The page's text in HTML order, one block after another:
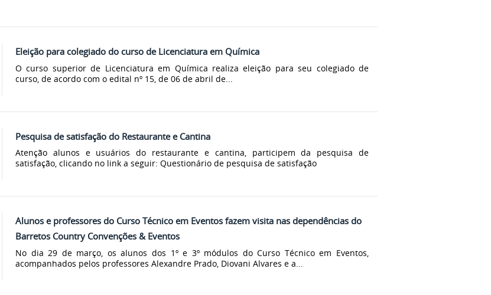
Eleição para colegiado do curso de Licenciatura em Química
O curso superior de Licenciatura em Química realiza eleição para seu colegiado de
curso, de acordo com o edital nº 15, de 06 de abril de...
Pesquisa de satisfação do Restaurante e Cantina
Atenção alunos e usuários do restaurante e cantina, participem da pesquisa de
satisfação, clicando no link a seguir: Questionário de pesquisa de satisfação
Alunos e professores do Curso Técnico em Eventos fazem visita nas dependências do
Barretos Country Convenções & Eventos
No dia 29 de março, os alunos dos 1º e 3º módulos do Curso Técnico em Eventos,
acompanhados pelos professores Alexandre Prado, Diovani Alvares e a...